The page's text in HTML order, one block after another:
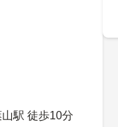
駅 徒歩10分